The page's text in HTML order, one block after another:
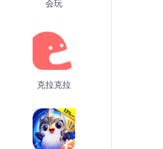
会玩
克拉克拉